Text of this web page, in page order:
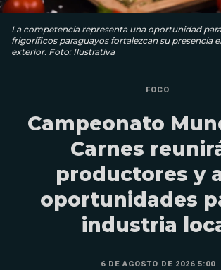
La competencia representa una oportunidad
frigoríficos paraguayos fortalezcan su presencia
exterior. Foto: Ilustrativa
FOCO
Campeonato
Carnes
productores y
oportunidades
industria
6 DE AGOSTO DE 2026 5:00